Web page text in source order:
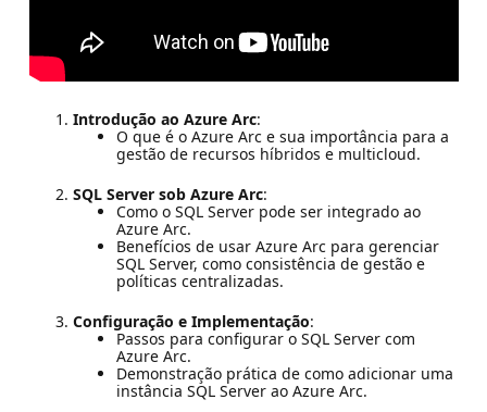
Introdução ao Azure Arc:
O que é o Azure Arc e sua importância para a
gestão de recursos híbridos e multicloud.
SQL Server sob Azure Arc:
Como o SQL Server pode ser integrado ao
Azure Arc.
Benefícios de usar Azure Arc para gerenciar
SQL Server, como consistência de gestão e
políticas centralizadas.
Configuração e Implementação:
Passos para configurar o SQL Server com
Azure Arc.
Demonstração prática de como adicionar uma
instância SQL Server ao Azure Arc.